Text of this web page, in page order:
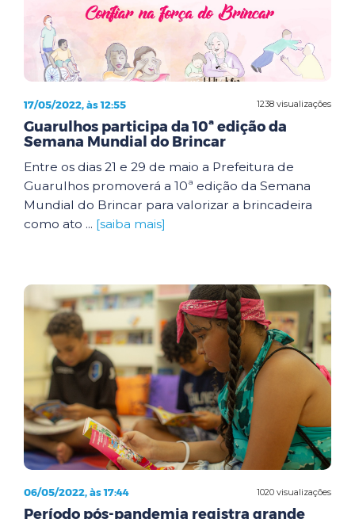
1238 visualizações
17/05/2022, às 12:55
Guarulhos participa da 10ª edição da
Semana Mundial do Brincar
Entre os dias 21 e 29 de maio a Prefeitura de
Guarulhos promoverá a 10ª edição da Semana
Mundial do Brincar para valorizar a brincadeira
como ato ... [saiba mais]
1020 visualizações
06/05/2022, às 17:44
Período pós-pandemia registra grande